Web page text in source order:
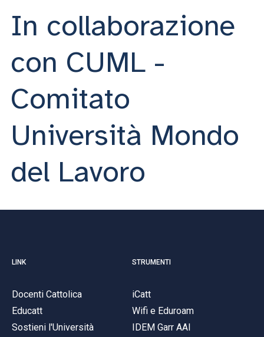
In collaborazione
con CUML -
Comitato
Università Mondo
del Lavoro
LINK
Docenti Cattolica
Educatt
Sostieni l'Università
STRUMENTI
iCatt
Wifi e Eduroam
IDEM Garr AAI